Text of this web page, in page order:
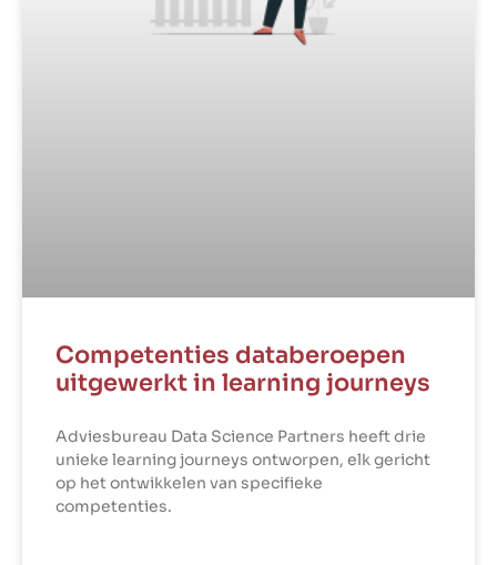
Competenties databeroepen
uitgewerkt in learning journeys
Adviesbureau Data Science Partners heeft drie
unieke learning journeys ontworpen, elk gericht
op het ontwikkelen van specifieke
competenties.